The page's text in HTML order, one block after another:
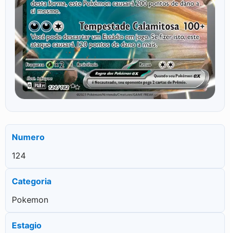
Numero
124
Categoria
Pokemon
Estagio